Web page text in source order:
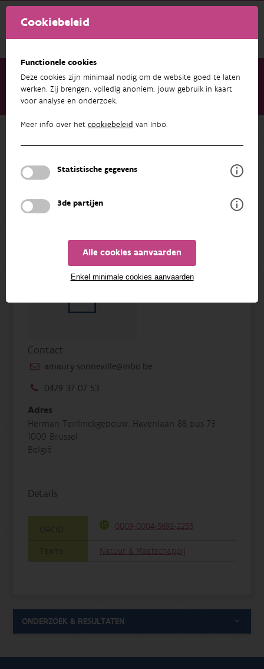
Cookiebeleid
Functionele cookies
Deze cookies zijn minimaal nodig om de website goed te laten
werken. Zij brengen, volledig anoniem, jouw gebruik in kaart
voor analyse en onderzoek.
Meer info over het cookiebeleid van Inbo.
Statistische gegevens
3de partijen
Alle cookies aanvaarden
Enkel minimale cookies aanvaarden
Over ons Medewerkers
Contact
amaury.sonneville@inbo.be
0479 37 07 53
Adres
Herman Teirlinckgebouw, Havenlaan 88 bus 73
1000 Brussel
België
Details
ORCID 0009-0004-5692-2255
Teams Natuur & Maatschappij
ONDERZOEK & RESULTATEN